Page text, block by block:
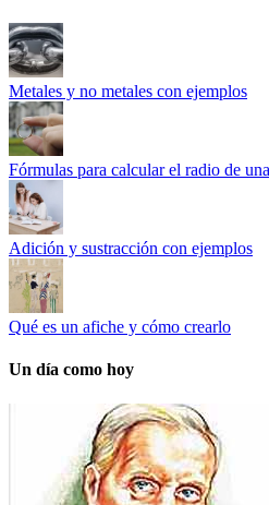
Metales y no metales con ejemplos
Fórmulas para calcular el radio de
Adición y sustracción con ejemplos
Qué es un afiche y cómo crearlo
Un día como hoy